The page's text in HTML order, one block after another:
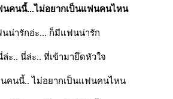
นคนนี้...ไม่อยากเป็นแฟนคนไหน
น่ารักอ่ะ... ก็มีแฟนน่ารัก
ะ.. นี่ล่ะ.. ที่เข้ามายึดหัวใจ
คนนี้.. ไม่อยากเป็นแฟนคนไหน